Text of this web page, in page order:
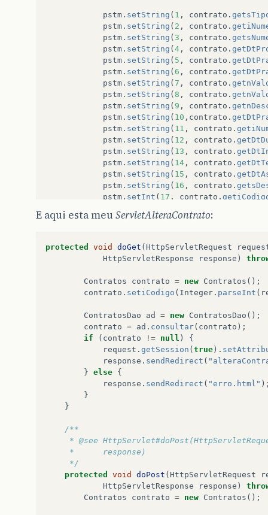
pstm . setString ( 1 , contrato .
pstm . setString ( 2 , contrato .
pstm . setString ( 3 , contrato .
pstm . setString ( 4 , contrato .
pstm . setString ( 5 , contrato .
pstm . setString ( 6 , contrato .
pstm . setString ( 7 , contrato .
pstm . setString ( 8 , contrato .
pstm . setString ( 9 , contrato .
pstm . setString ( 10 , contrato .
pstm . setString ( 11 , contrato .
pstm . setString ( 12 , contrato .
pstm . setString ( 13 , contrato .
pstm . setString ( 14 , contrato .
pstm . setString ( 15 , contrato .
pstm . setString ( 16 , contrato .
pstm . setInt ( 17 , contrato .
con.close();
System
out println
printStackTrace
E aqui esta meuServletAlteraContrato:
protected void doGet ( HttpServletRequest
HttpServletResponse
response )
Contratos contrato = new Contratos ();
contrato . setiCodigo ( Integer . parseInt (
ContratosDao ad = new ContratosDao ();
contrato = ad . consultar( contrato );
if
( contrato != null )
{
request . getSession ( true ).
response . sendRedirect (
} else {
response . sendRedirect ( "erro.html"
}
}
/**
* @see
	 *      response)
	 */
protected
void doPost ( HttpServletRequest
HttpServletResponse
response )
Contratos
contrato = new Contratos ();